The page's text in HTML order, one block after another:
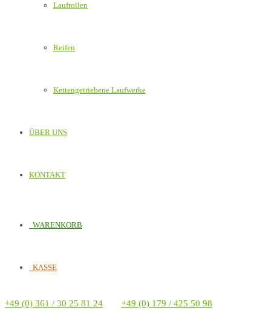
Laufrollen
Reifen
Kettengetriebene Laufwerke
ÜBER UNS
KONTAKT
WARENKORB
KASSE
+49 (0) 361 / 30 25 81 24 +49 (0) 179 / 425 50 98